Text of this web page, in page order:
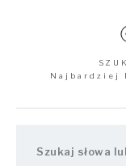
Najbardziej